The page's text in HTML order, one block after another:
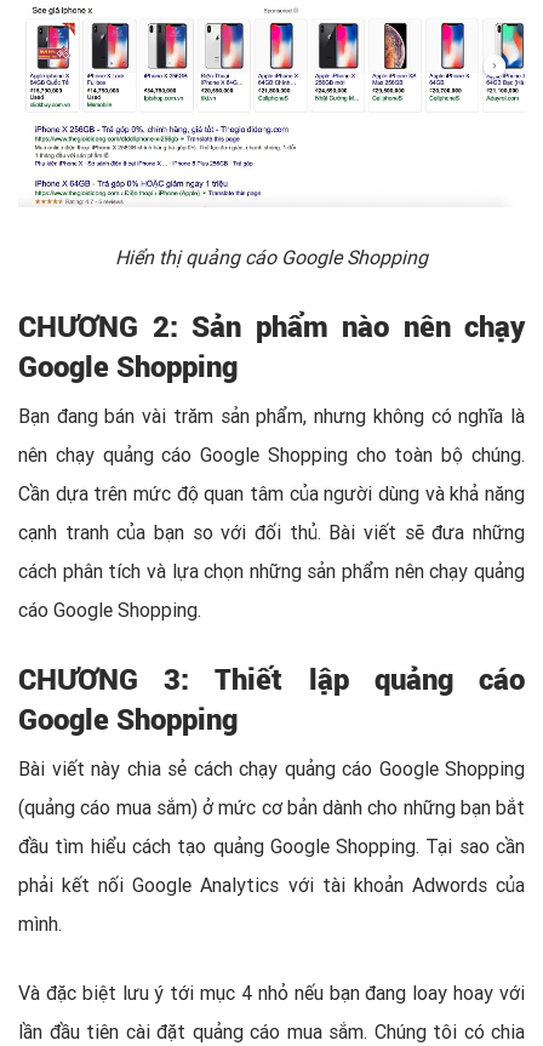
Hiển thị quảng cáo Google Shopping
CHƯƠNG 2: Sản phẩm nào nên chạy
Google Shopping
Bạn đang bán vài trăm sản phẩm, nhưng không có nghĩa là
nên chạy quảng cáo Google Shopping cho toàn bộ chúng.
Cần dựa trên mức độ quan tâm của người dùng và khả năng
cạnh tranh của bạn so với đối thủ. Bài viết sẽ đưa những
cách phân tích và lựa chọn những sản phẩm nên chạy quảng
cáo Google Shopping.
CHƯƠNG 3: Thiết lập quảng cáo
Google Shopping
Bài viết này chia sẻ cách chạy quảng cáo Google Shopping
(quảng cáo mua sắm) ở mức cơ bản dành cho những bạn bắt
đầu tìm hiểu cách tạo quảng Google Shopping. Tại sao cần
phải kết nối Google Analytics với tài khoản Adwords của
mình.
Và đặc biệt lưu ý tới mục 4 nhỏ nếu bạn đang loay hoay với
lần đầu tiên cài đặt quảng cáo mua sắm. Chúng tôi có chia